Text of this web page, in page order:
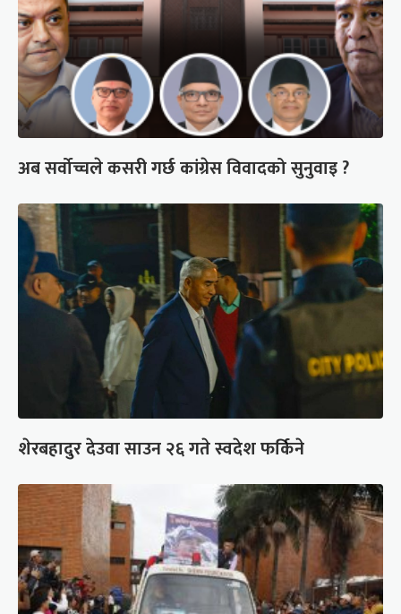
अब सर्वोच्चले कसरी गर्छ कांग्रेस विवादको सुनुवाइ ?
शेरबहादुर देउवा साउन २६ गते स्वदेश फर्किने